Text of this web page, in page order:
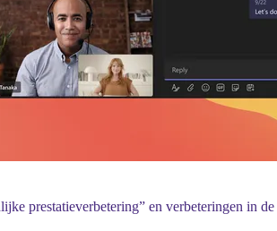
prestatieverbetering” en verbeteringen in